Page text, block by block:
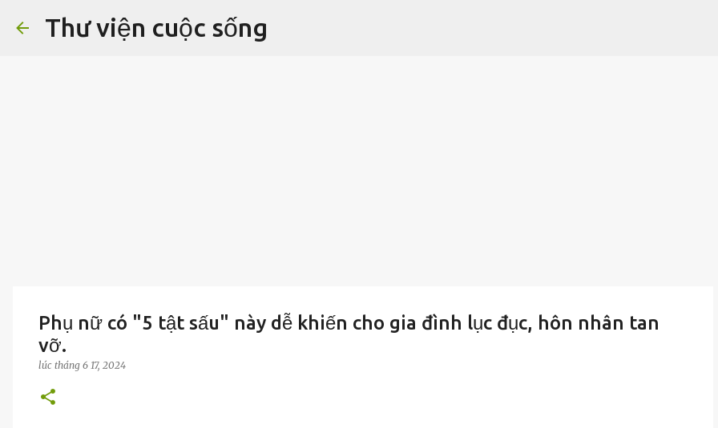
Thư viện cuộc sống
Phụ nữ có "5 tật sấu" này dễ khiến cho gia đình lục đục, hôn nhân tan
vỡ.
lúc tháng 6 17, 2024